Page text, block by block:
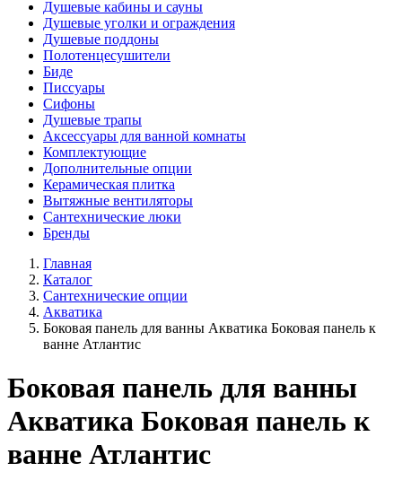
Душевые кабины и сауны
Душевые уголки и ограждения
Душевые поддоны
Полотенцесушители
Биде
Писсуары
Сифоны
Душевые трапы
Аксессуары для ванной комнаты
Комплектующие
Дополнительные опции
Керамическая плитка
Вытяжные вентиляторы
Сантехнические люки
Бренды
Главная
Каталог
Сантехнические опции
Акватика
Боковая панель для ванны Акватика Боковая панель к
ванне Атлантис
Боковая панель для ванны
Акватика Боковая панель к
ванне Атлантис